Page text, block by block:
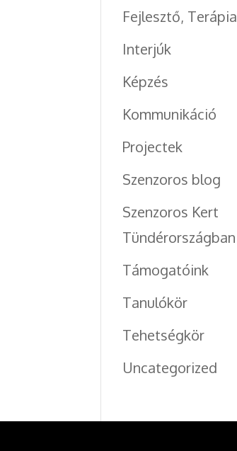
Fejlesztő, Terápia
Interjúk
Képzés
Kommunikáció
Projectek
Szenzoros blog
Szenzoros Kert
Tündérországban
Támogatóink
Tanulókör
Tehetségkör
Uncategorized